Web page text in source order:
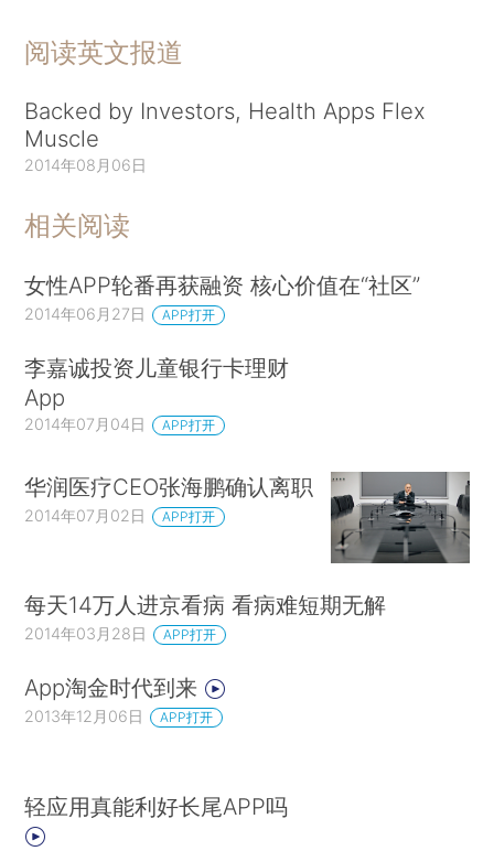
阅读英文报道
Backed by Investors, Health Apps Flex
Muscle
2014年08月06日
相关阅读
女性APP轮番再获融资 核心价值在“社区”
2014年06月27日 APP打开
李嘉诚投资儿童银行卡理财
App
2014年07月04日 APP打开
华润医疗CEO张海鹏确认离职
2014年07月02日 APP打开
每天14万人进京看病 看病难短期无解
2014年03月28日 APP打开
App淘金时代到来
2013年12月06日 APP打开
轻应用真能利好长尾APP吗